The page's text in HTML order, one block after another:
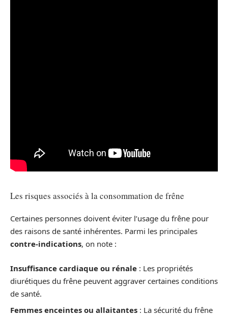
Les risques associés à la consommation de frêne
Certaines personnes doivent éviter l’usage du frêne pour
des raisons de santé inhérentes. Parmi les principales
contre-indications, on note :
Insuffisance cardiaque ou rénale : Les propriétés
diurétiques du frêne peuvent aggraver certaines conditions
de santé.
Femmes enceintes ou allaitantes : La sécurité du frêne